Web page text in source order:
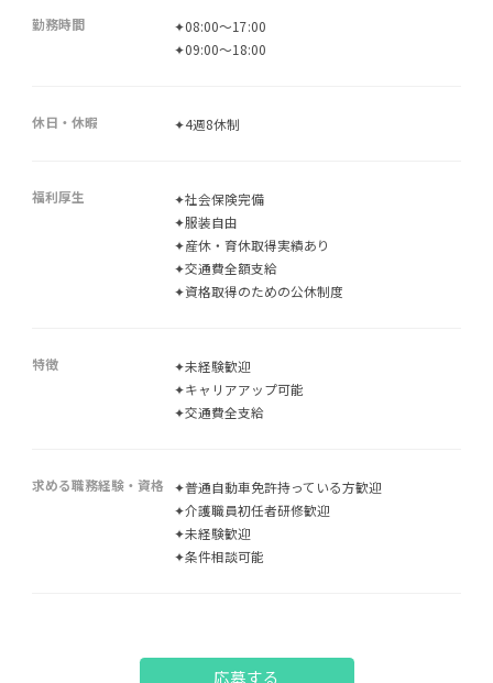
勤務時間
✦08:00～17:00
✦09:00～18:00
休日・休暇 ✦4週8休制
福利厚生
✦社会保険完備
✦服装自由
✦産休・育休取得実績あり
✦交通費全額支給
✦資格取得のための公休制度
特徴
✦未経験歓迎
✦キャリアアップ可能
✦交通費全支給
求める職務経験・資格
✦普通自動車免許持っている方歓迎
✦介護職員初任者研修歓迎
✦未経験歓迎
✦条件相談可能
応募する